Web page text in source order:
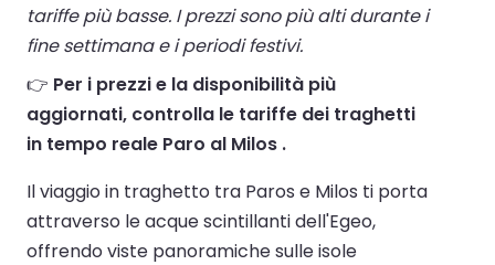
tariffe più basse. I prezzi sono più alti durante i
fine settimana e i periodi festivi.
👉 Per i prezzi e la disponibilità più
aggiornati, controlla le tariffe dei traghetti
in tempo reale Paro al Milos .
Il viaggio in traghetto tra Paros e Milos ti porta
attraverso le acque scintillanti dell'Egeo,
offrendo viste panoramiche sulle isole